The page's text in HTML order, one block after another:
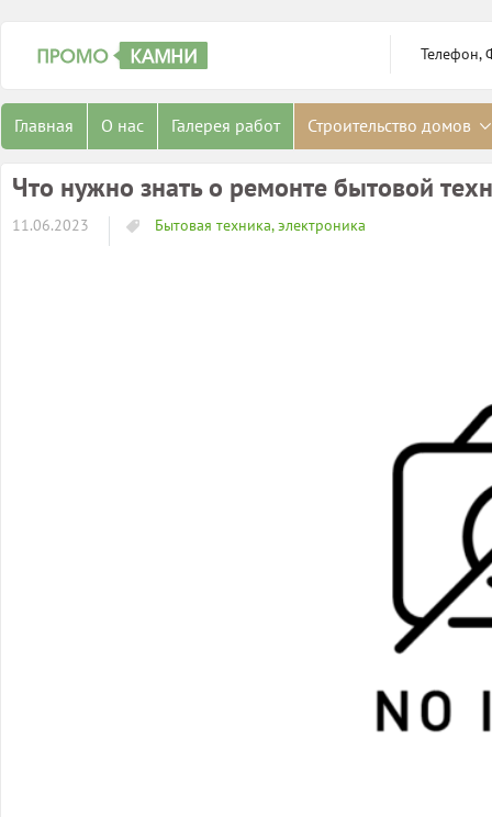
Телефон,
Главная О нас Галерея работ Строительство домов
Что нужно знать о ремонте бытовой
11.06.2023 Бытовая техника, электроника